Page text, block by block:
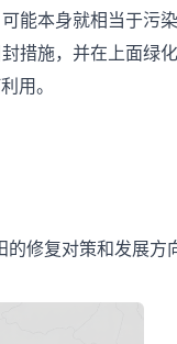
能本身就相当于污
措施，并在上面绿
用。
的修复对策和发展方